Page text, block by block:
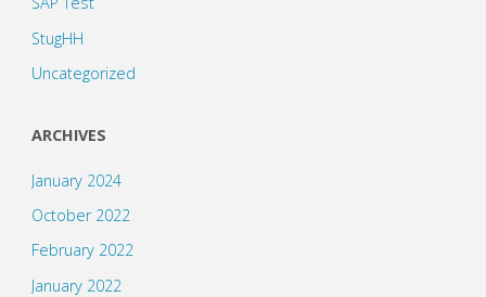
StugHH
Uncategorized
ARCHIVES
January 2024
October 2022
February 2022
January 2022